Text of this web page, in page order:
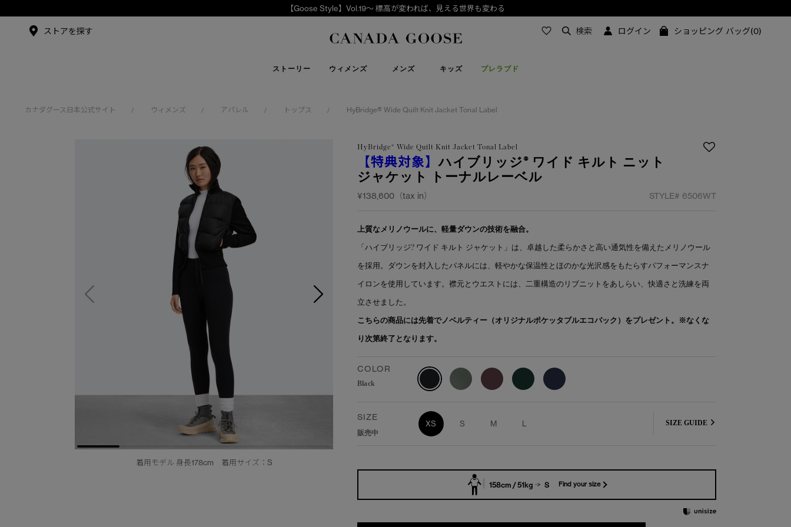
【Goose Style】Vol.19～ 標高が変われば、見える世界も変わる
Canada Goose
ストーリー
アンバサダー
ウィメンズ メンズ キッズ プレラブド
下取り申請
ストアを探す 検索 ログイン ショッピング バッグ(0)
カナダグース日本公式サイト / ウィメンズ / アパレル / トップス / HyBridge® Wide Quilt Knit Jacket Tonal Label
着用モデル 身長178cm 着用サイズ：S
HyBridge® Wide Quilt Knit Jacket Tonal Label
【特典対象】ハイブリッジ® ワイド キルト ニット
ジャケット トーナルレーベル
¥138,600（tax in） STYLE# 6506WT
上質なメリノウールに、軽量ダウンの技術を融合。
「ハイブリッジ? ワイド キルト ジャケット」は、卓越した柔らかさと高い通気性を備えたメリノウール
を採用。ダウンを封入したパネルには、軽やかな保温性とほのかな光沢感をもたらすパフォーマンスナ
イロンを使用しています。襟元とウエストには、二重構造のリブニットをあしらい、快適さと洗練を両
立させました。
こちらの商品には先着でノベルティー（オリジナルポケッタブルエコバック）をプレゼント。※なくな
り次第終了となります。
COLOR
Black
SIZE
販売中
XS S M L SIZE GUIDE
158cm / 51kg S Find your size